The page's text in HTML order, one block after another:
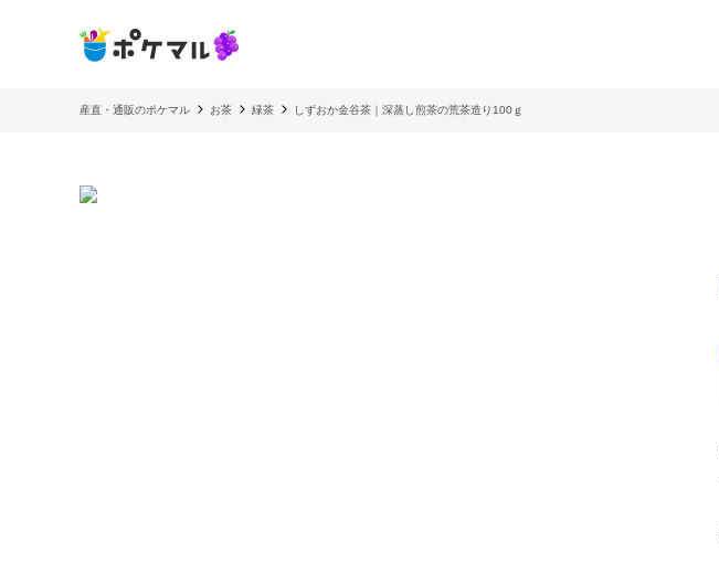
産直・通販のポケマル お茶 緑茶 しずおか金谷茶｜深蒸し煎茶の荒茶造り100ｇ